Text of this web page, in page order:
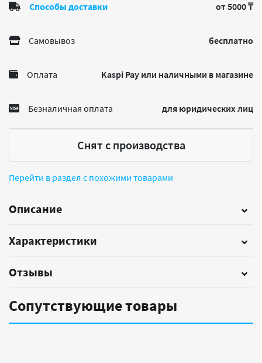
Способы доставки от 5000 ₸
Самовывоз бесплатно
Оплата Kaspi Pay или наличными в магазине
Безналичная оплата для юридических лиц
Снят с производства
Перейти в раздел с похожими товарами
Описание
Характеристики
Отзывы
Сопутствующие товары